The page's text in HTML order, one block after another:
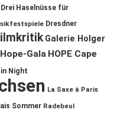
Drei Haselnüsse für
Dresdner
Galerie Holger
Hope-Gala HOPE Cape
Night
La Saxe à Paris
Sommer Radebeul